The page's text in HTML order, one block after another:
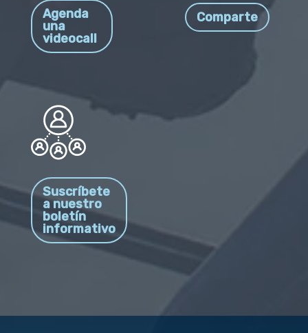
Agenda
una
videocall
Comparte
Suscríbete
a nuestro
boletín
informativo